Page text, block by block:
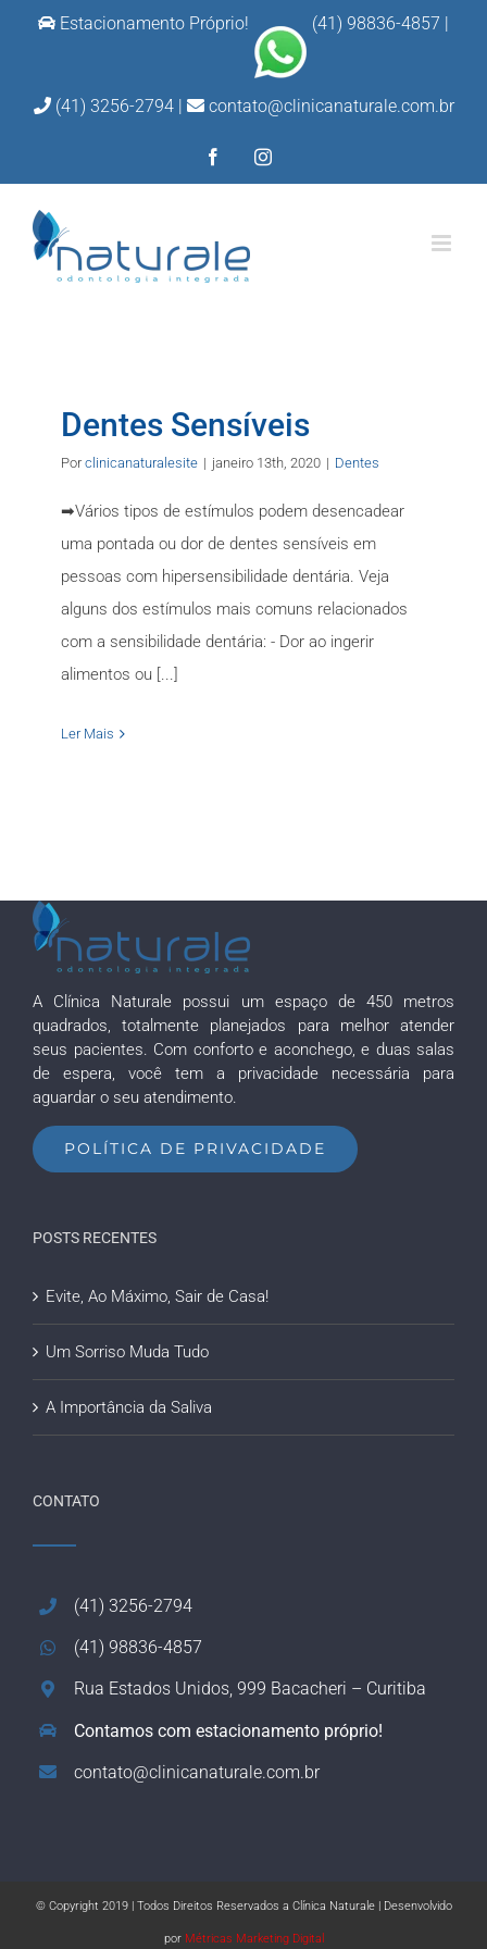
conteúdo
Estacionamento Próprio! (41) 98836-4857 |
(41) 3256-2794 | contato@clinicanaturale.com.br
FacebookInstagram
Dentes Sensíveis
Porclinicanaturalesite | janeiro 13th, 2020 | Dentes
➡Vários tipos de estímulos podem desencadear
uma pontada ou dor de dentes sensíveis em
pessoas com hipersensibilidade dentária. Veja
alguns dos estímulos mais comuns relacionados
com a sensibilidade dentária: - Dor ao ingerir
alimentos ou [...]
Ler Mais
A Clínica Naturale possui um espaço de 450 metros
quadrados, totalmente planejados para melhor atender
seus pacientes. Com conforto e aconchego, e duas salas
de espera, você tem a privacidade necessária para
aguardar o seu atendimento.
POLÍTICA DE PRIVACIDADE
POSTS RECENTES
Evite, Ao Máximo, Sair de Casa!
Um Sorriso Muda Tudo
A Importância da Saliva
CONTATO
(41) 3256-2794
(41) 98836-4857
Rua Estados Unidos, 999 Bacacheri – Curitiba
Contamos com estacionamento próprio!
contato@clinicanaturale.com.br
© Copyright 2019 | Todos Direitos Reservados a Clínica Naturale | Desenvolvido
por Métricas Marketing Digital